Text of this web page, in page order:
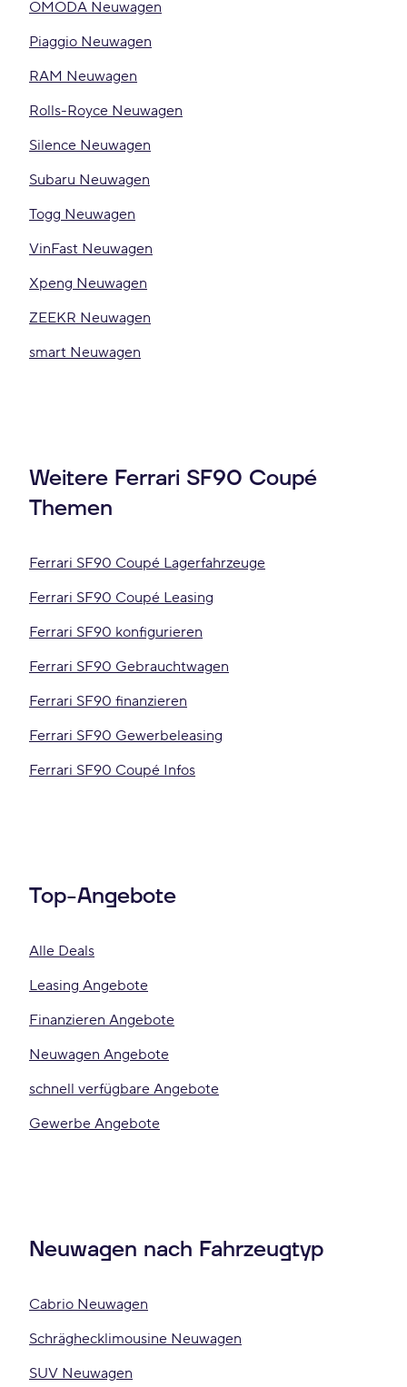
OMODA Neuwagen
Piaggio Neuwagen
RAM Neuwagen
Rolls-Royce Neuwagen
Silence Neuwagen
Subaru Neuwagen
Togg Neuwagen
VinFast Neuwagen
Xpeng Neuwagen
ZEEKR Neuwagen
smart Neuwagen
Weitere Ferrari SF90 Coupé
Themen
Ferrari SF90 Coupé Lagerfahrzeuge
Ferrari SF90 Coupé Leasing
Ferrari SF90 konfigurieren
Ferrari SF90 Gebrauchtwagen
Ferrari SF90 finanzieren
Ferrari SF90 Gewerbeleasing
Ferrari SF90 Coupé Infos
Top-Angebote
Alle Deals
Leasing Angebote
Finanzieren Angebote
Neuwagen Angebote
schnell verfügbare Angebote
Gewerbe Angebote
Neuwagen nach Fahrzeugtyp
Cabrio Neuwagen
Schräghecklimousine Neuwagen
SUV Neuwagen